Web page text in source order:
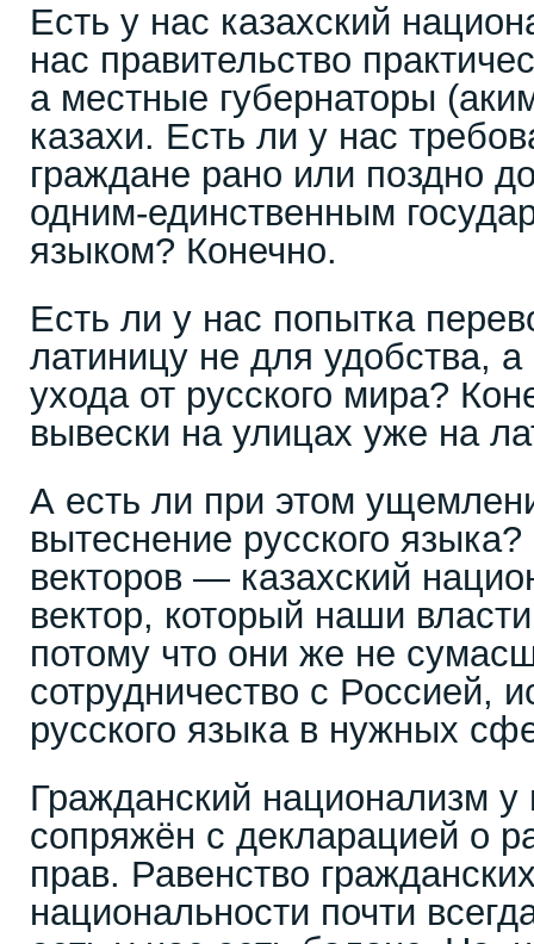
Есть у нас казахский
нас правительство
а местные губернаторы
казахи. Есть ли у нас
граждане рано или поздно
одним-единственным
языком? Конечно.
Есть ли у нас попытка
латиницу не для удобства,
ухода от русского мира?
вывески на улицах уже на
А есть ли при этом
вытеснение русского
векторов — казахский
вектор, который наши
потому что они же не
сотрудничество с Россией,
русского языка в нужных
Гражданский национализм у
сопряжён с декларацией о
прав. Равенство
национальности почти